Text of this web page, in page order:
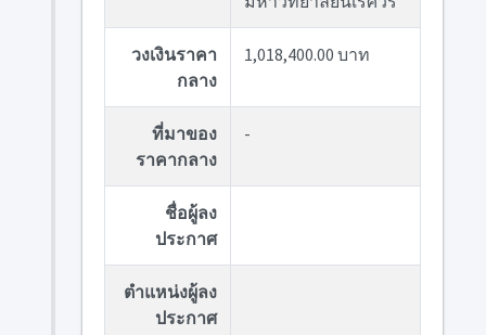
วงเงินราคา
กลาง
1,018,400.00 บาท
ที่มาของ
ราคากลาง
-
ชื่อผู้ลง
ประกาศ
ตำแหน่งผู้ลง
ประกาศ